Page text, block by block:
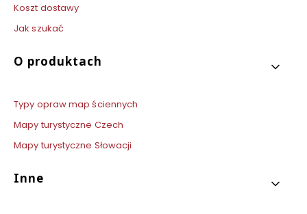
Koszt dostawy
Jak szukać
O produktach
Typy opraw map ściennych
Mapy turystyczne Czech
Mapy turystyczne Słowacji
Inne